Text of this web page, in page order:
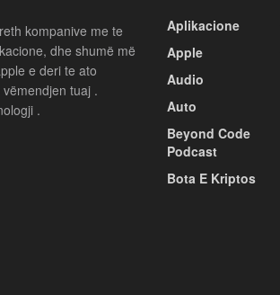
kompanive me te
dhe shumë më
e deri te ato
tuaj .
.
Aplikacione
Apple
Audio
Auto
Beyond Code
Podcast
Bota E Kriptos